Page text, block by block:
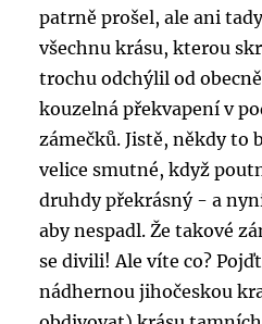
patrně prošel, ale ani
všechnu krásu, kterou
trochu odchýlil od
kouzelná překvapení v
zámečků. Jistě, někdy to
velice smutné, když
druhdy překrásný - a
aby nespadl. Že takové
se divili! Ale víte co?
nádhernou jihočeskou